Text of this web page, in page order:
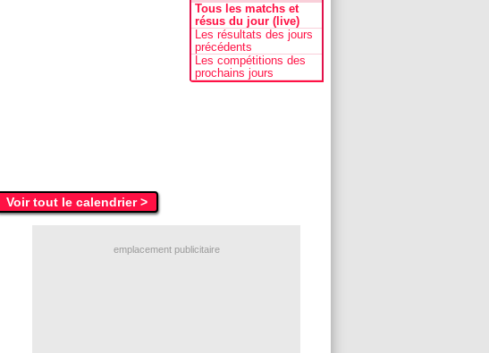
Voir tout le calendrier >
emplacement publicitaire
Tous les matchs et
résus du jour (live)
Les résultats des jours
précédents
Les compétitions des
prochains jours